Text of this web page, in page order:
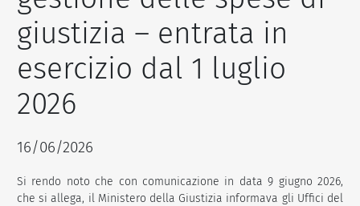
giustizia – entrata in
esercizio dal 1 luglio
2026
16/06/2026
Si rendo noto che con comunicazione in data 9 giugno 2026,
che si allega, il Ministero della Giustizia informava gli Uffici del